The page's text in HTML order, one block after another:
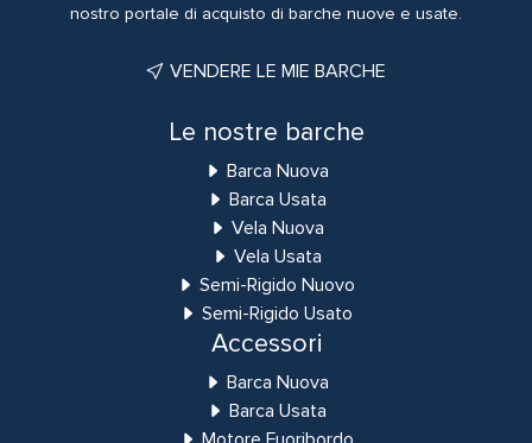
nostro portale di acquisto di barche nuove e usate.
VENDERE LE MIE BARCHE
Le nostre barche
Barca Nuova
Barca Usata
Vela Nuova
Vela Usata
Semi-Rigido Nuovo
Semi-Rigido Usato
Accessori
Barca Nuova
Barca Usata